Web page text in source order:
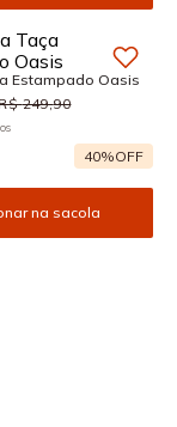
Estampado Oasis
249,90
40%OFF
na sacola